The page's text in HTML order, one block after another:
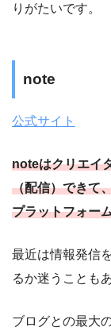
りがたいです。
note
公式サイト
noteはクリエイ
（配信）できて
プラットフォー
最近は情報発信
るか迷うことも
ブログとの最大